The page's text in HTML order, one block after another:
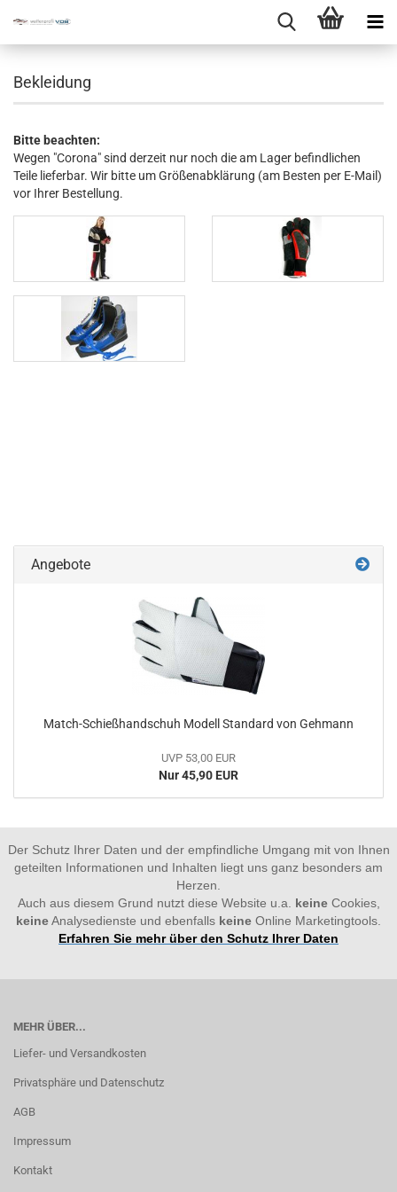
Bekleidung
Bitte beachten:
Wegen "Corona" sind derzeit nur noch die am Lager befindlichen
Teile lieferbar. Wir bitte um Größenabklärung (am Besten per E-Mail)
vor Ihrer Bestellung.
Angebote
Match-Schießhandschuh Modell Standard von Gehmann
UVP 53,00 EUR
Nur 45,90 EUR
Der Schutz Ihrer Daten und der empfindliche Umgang mit von Ihnen
geteilten Informationen und Inhalten liegt uns ganz besonders am
Herzen.
Auch aus diesem Grund nutzt diese Website u.a. keineCookies,
keineAnalysedienste und ebenfalls keine Online Marketingtools.
Erfahren Sie mehr über den Schutz Ihrer Daten
MEHR ÜBER...
Liefer- und Versandkosten
Privatsphäre und Datenschutz
AGB
Impressum
Kontakt